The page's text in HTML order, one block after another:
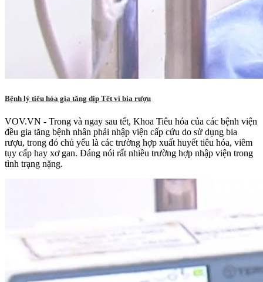
Bệnh lý tiêu hóa gia tăng dịp Tết vì bia rượu
VOV.VN - Trong và ngay sau tết, Khoa Tiêu hóa của các bệnh viện
đều gia tăng bệnh nhân phải nhập viện cấp cứu do sử dụng bia
rượu, trong đó chủ yếu là các trường hợp xuất huyết tiêu hóa, viêm
tụy cấp hay xơ gan. Đáng nói rất nhiều trường hợp nhập viện trong
tình trạng nặng.